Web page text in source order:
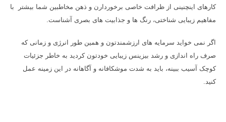
کارهای اینچنینی از ظرافت خاصی برخوردارن و ذهن مخاطبین شما بیشتر با
مفاهیم زیبایی شناختی، رنگ ها و جذابیت های بصری آشناست.
اگر نمی خواید سرمایه های ارزشمندتون و همین طور انرژی و زمانی که
صرف راه اندازی و رشد بیزینس زیبایی خودتون کردید به خاطر جزئیات
کوچک آسیب ببینه، باید به شدت موشکافانه و آگاهانه در این زمینه عمل
کنید.